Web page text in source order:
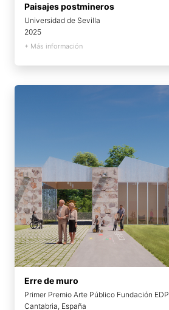
Paisajes postmineros
Universidad de Sevilla
2025
+ Más información
Erre de muro
Primer Premio Arte Público Fundación EDP
Cantabria, España